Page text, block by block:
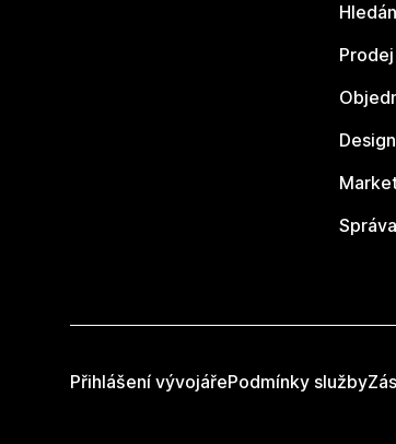
Přihlášení vývojářePodmínky služby